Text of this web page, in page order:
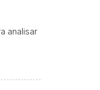
analisar